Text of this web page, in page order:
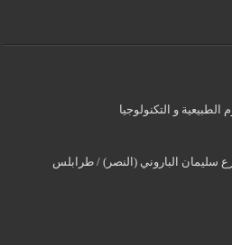
الطبيعية و التكنولوجيا
سليمان الباروني (النصر) / طرابلس